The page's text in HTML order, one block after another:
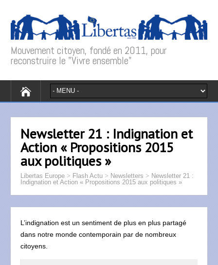
Mouvement citoyen, fondé en 2011, pour
reconstruire le "Vivre ensemble"
Newsletter 21 : Indignation et
Action « Propositions 2015
aux politiques »
Libertas Europe > Flash Actu > Newsletters > Newsletter 21 :
Indignation et Action « Propositions 2015 aux politiques »
L’indignation est un sentiment de plus en plus partagé
dans notre monde contemporain par de nombreux
citoyens.